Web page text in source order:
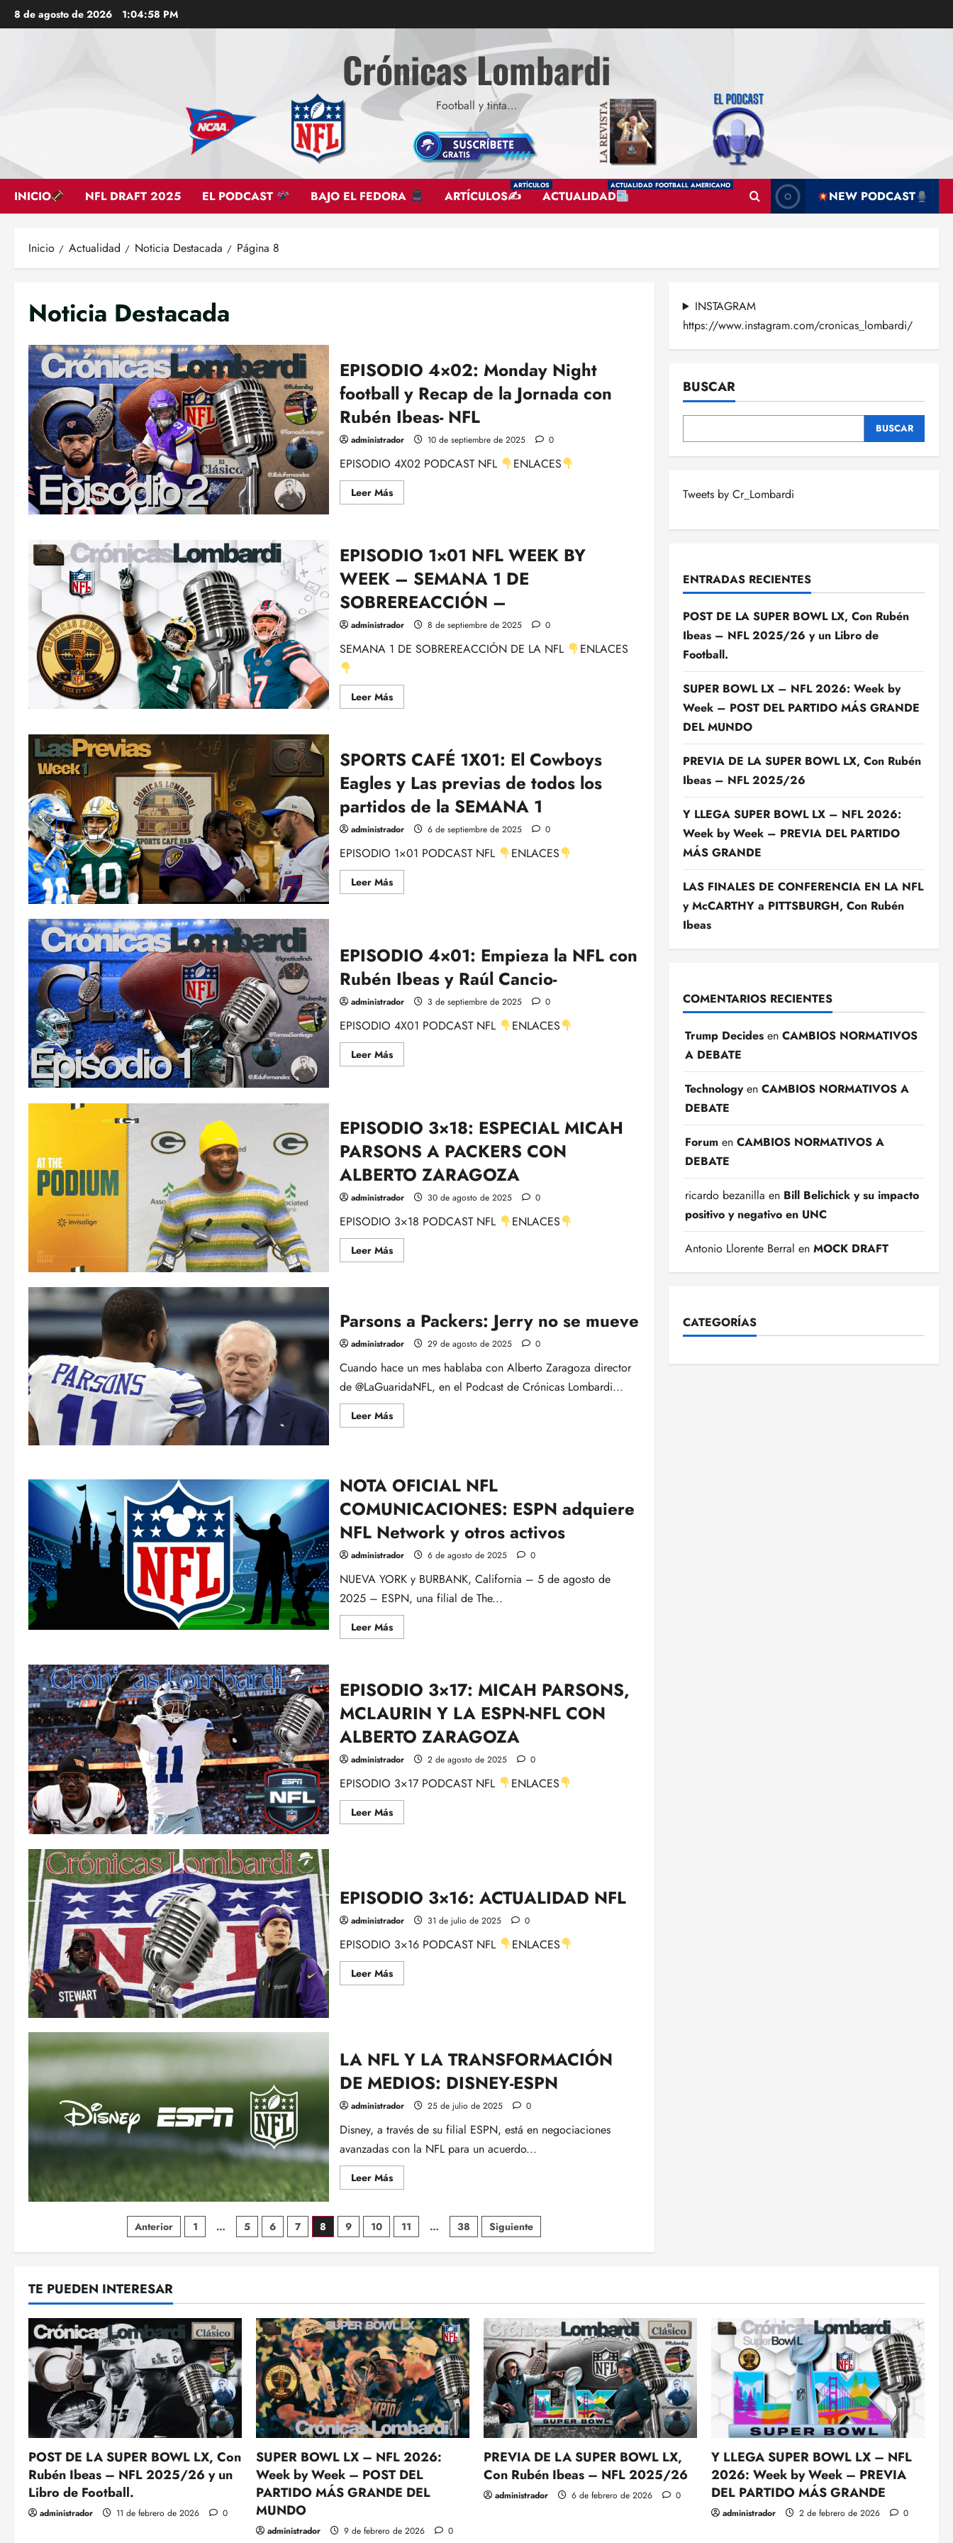
Saltar
al
8 de agosto de 2026 1:04:59 PM
Crónicas Lombardi
Football y tinta…
INICIO NFL DRAFT 2025 EL PODCAST BAJO EL FEDORA ARTÍCULOS✍
ARTÍCULOS
ACTUALIDAD
ACTUALIDAD FOOTBALL AMERICANO
NEW PODCAST
Inicio Actualidad Noticia Destacada Página 8
Noticia Destacada
EPISODIO 4×02: Monday Night
football y Recap de la Jornada con
Rubén Ibeas- NFL
administrador 10 de septiembre de 2025 0
EPISODIO 4X02 PODCAST NFL ENLACES
Leer MásLeer
más
Monday
Night
football
y
de
la
Jornada
con
Rubén
Ibeas-
EPISODIO 1×01 NFL WEEK BY
WEEK – SEMANA 1 DE
SOBREREACCIÓN –
administrador 8 de septiembre de 2025 0
SEMANA 1 DE SOBREREACCIÓN DE LA NFL ENLACES
Leer MásLeer
más
NFL
WEEK
WEEK
–
SEMANA
1
DE
SOBREREACCIÓN
–
SPORTS CAFÉ 1X01: El Cowboys
Eagles y Las previas de todos los
partidos de la SEMANA 1
administrador 6 de septiembre de 2025 0
EPISODIO 1×01 PODCAST NFL ENLACES
Leer MásLeer
más
El
Cowboys
Eagles
previas
todos
los
partidos
de
la
SEMANA
EPISODIO 4×01: Empieza la NFL con
Rubén Ibeas y Raúl Cancio-
administrador 3 de septiembre de 2025 0
EPISODIO 4X01 PODCAST NFL ENLACES
Leer MásLeer
más
la
NFL
con
Rubén
y
Raúl
Cancio-
EPISODIO 3×18: ESPECIAL MICAH
PARSONS A PACKERS CON
ALBERTO ZARAGOZA
administrador 30 de agosto de 2025 0
EPISODIO 3×18 PODCAST NFL ENLACES
Leer MásLeer
más
MICAH
PARSONS
A
PACKERS
ALBERTO
ZARAGOZA
Parsons a Packers: Jerry no se mueve
administrador 29 de agosto de 2025 0
Cuando hace un mes hablaba con Alberto Zaragoza director
de @LaGuaridaNFL, en el Podcast de Crónicas Lombardi...
Leer MásLeer
más
Jerry
no
se
mueve
NOTA OFICIAL NFL
COMUNICACIONES: ESPN adquiere
NFL Network y otros activos
administrador 6 de agosto de 2025 0
NUEVA YORK y BURBANK, California – 5 de agosto de
2025 – ESPN, una filial de The...
Leer MásLeer
más
NFL
COMUNICACIONES:
ESPN
adquiere
Network
y
otros
activos
EPISODIO 3×17: MICAH PARSONS,
MCLAURIN Y LA ESPN-NFL CON
ALBERTO ZARAGOZA
administrador 2 de agosto de 2025 0
EPISODIO 3×17 PODCAST NFL ENLACES
Leer MásLeer
más
MCLAURIN
Y
ESPN-
CON
ALBERTO
ZARAGOZA
EPISODIO 3×16: ACTUALIDAD NFL
administrador 31 de julio de 2025 0
EPISODIO 3×16 PODCAST NFL ENLACES
Leer MásLeer
más
LA NFL Y LA TRANSFORMACIÓN
DE MEDIOS: DISNEY-ESPN
administrador 25 de julio de 2025 0
Disney, a través de su filial ESPN, está en negociaciones
avanzadas con la NFL para un acuerdo...
Leer MásLeer
más
LA
NFL
Y
TRANSFORMACIÓN
Paginación
de
entradas
Anterior 1 … 5 6 7 8 9 10 11 … 38 Siguiente
INSTAGRAM
https://www.instagram.com/cronicas_lombardi/
BUSCAR
BUSCAR
Tweets by Cr_Lombardi
ENTRADAS RECIENTES
POST DE LA SUPER BOWL LX, Con Rubén
Ibeas – NFL 2025/26 y un Libro de
Football.
SUPER BOWL LX – NFL 2026: Week by
Week – POST DEL PARTIDO MÁS GRANDE
DEL MUNDO
PREVIA DE LA SUPER BOWL LX, Con Rubén
Ibeas – NFL 2025/26
Y LLEGA SUPER BOWL LX – NFL 2026:
Week by Week – PREVIA DEL PARTIDO
MÁS GRANDE
LAS FINALES DE CONFERENCIA EN LA NFL
y McCARTHY a PITTSBURGH, Con Rubén
Ibeas
COMENTARIOS RECIENTES
Trump Decidesen CAMBIOS NORMATIVOS
A DEBATE
Technologyen CAMBIOS NORMATIVOS A
DEBATE
Forumen CAMBIOS NORMATIVOS A
DEBATE
ricardo bezanilla en Bill Belichick y su impacto
positivo y negativo en UNC
Antonio Llorente Berral en MOCK DRAFT
CATEGORÍAS
TE PUEDEN INTERESAR
POST DE LA SUPER BOWL LX, Con
Rubén Ibeas – NFL 2025/26 y un
Libro de Football.
administrador 11 de febrero de 2026 0
SUPER BOWL LX – NFL 2026:
Week by Week – POST DEL
PARTIDO MÁS GRANDE DEL
MUNDO
administrador 9 de febrero de 2026 0
PREVIA DE LA SUPER BOWL LX,
Con Rubén Ibeas – NFL 2025/26
administrador 6 de febrero de 2026 0
Y LLEGA SUPER BOWL LX – NFL
2026: Week by Week – PREVIA
DEL PARTIDO MÁS GRANDE
administrador 2 de febrero de 2026 0